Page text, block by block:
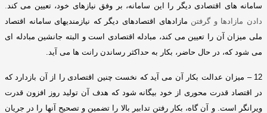
سامانه های اقتصادی دیگر را این سامانه، بر وفق نیازهای خود، تعیین میکند
دادن مازادها و گرفتن مازادهای اقتصادهای دیگر که نیازمندیهای سامانه اقتصاد
ملی میزان آن را تعیین می کند، مبادله اقتصادی است و البته جانشین مبادله ای
می شود که، در حال حاضر، بکار به حداکثر رساندن رانت ها می آید
12 –
میزان عدالت بکار آن می آید که نخست چنین اقتصادی را از آن بازدارد که
در اقتصاد قدرت محوری از خود بیگانه شود که هدف آن تولید روز افزون قدرت
ویرانگر است .و آن گاه، بکار رفتن تدابیر بالا را تضمین و تصحیح آنها را در جریان